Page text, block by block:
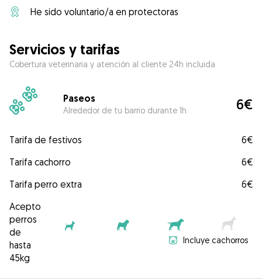
He sido voluntario/a en protectoras
Servicios y tarifas
Cobertura veterinaria y atención al cliente 24h incluida
Paseos
Alrededor de tu barrio durante 1h 6€
Tarifa de festivos
6€
Tarifa cachorro
6€
Tarifa perro extra
6€
Acepto
perros
de
hasta
45kg
Incluye cachorros